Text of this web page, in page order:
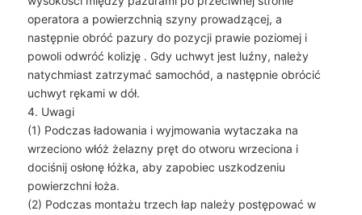
operatora a powierzchnią szyny prowadzącej, a
następnie obróć pazury do pozycji prawie poziomej i
powoli odwróć kolizję . Gdy uchwyt jest luźny, należy
natychmiast zatrzymać samochód, a następnie obrócić
uchwyt rękami w dół.
4. Uwagi
(1) Podczas ładowania i wyjmowania wytaczaka na
wrzeciono włóż żelazny pręt do otworu wrzeciona i
dociśnij osłonę łóżka, aby zapobiec uszkodzeniu
powierzchni łoża.
(2) Podczas montażu trzech łap należy postępować w